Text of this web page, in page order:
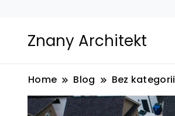
Znany Architekt
Home Blog Bez kategorii